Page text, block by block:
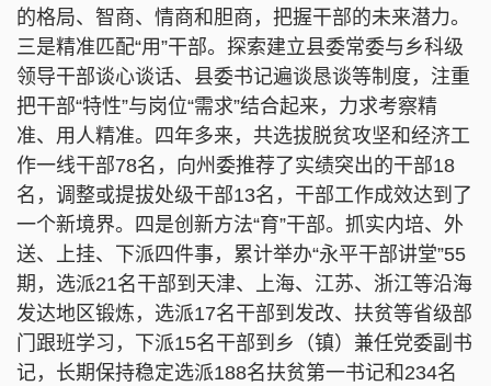
的格局、智商、情商和胆商，把握干部的未来潜力。
三是精准匹配“用”干部。探索建立县委常委与乡科级
领导干部谈心谈话、县委书记遍谈恳谈等制度，注重
把干部“特性”与岗位“需求”结合起来，力求考察精
准、用人精准。四年多来，共选拔脱贫攻坚和经济工
作一线干部78名，向州委推荐了实绩突出的干部18
名，调整或提拔处级干部13名，干部工作成效达到了
一个新境界。四是创新方法“育”干部。抓实内培、外
送、上挂、下派四件事，累计举办“永平干部讲堂”55
期，选派21名干部到天津、上海、江苏、浙江等沿海
发达地区锻炼，选派17名干部到发改、扶贫等省级部
门跟班学习，下派15名干部到乡（镇）兼任党委副书
记，长期保持稳定选派188名扶贫第一书记和234名